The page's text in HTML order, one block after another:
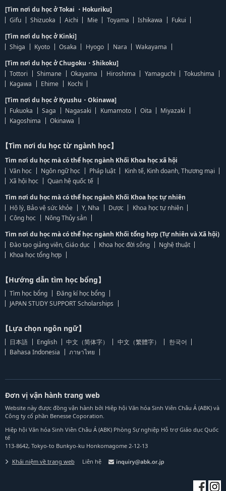
[Tìm nơi du học ở Tokai ・Hokuriku]
Gifu
Shizuoka Aichi Mie Toyama Ishikawa
Fukui
[Tìm nơi du học ở Kinki]
Shiga
Kyoto Osaka Hyogo Nara
Wakayama
[Tìm nơi du học ở Chugoku・Shikoku]
Tottori
Shimane Okayama Hiroshima Yamaguchi
Tokushima
Kagawa
Ehime
Kochi
[Tìm nơi du học ở Kyushu・Okinawa]
Fukuoka
Saga Nagasaki Kumamoto Oita
Miyazaki
Kagoshima
Okinawa
【Tìm nơi du học từ ngành học】
Tìm nơi du học mà có thể học ngành Khối Khoa học xã hội
Văn học
Ngôn ngữ học Pháp luật
Kinh tế, Kinh doanh, Thương mại
Xã hội học
Quan hệ quốc tế
Tìm nơi du học mà có thể học ngành Khối Khoa học tự nhiên
Hộ lý, Bảo vệ sức khỏe
Y, Nha Dược
Khoa học tự nhiên
Công học
Nông Thủy sản
Tìm nơi du học mà có thể học ngành Khối tổng hợp (Tự nhiên và Xã hội)
Đào tạo giảng viên, Giáo dục
Khoa học đời sống
Nghệ thuật
Khoa học tổng hợp
【Hướng dẫn tìm học bổng】
Tìm học bổng
Đăng kí học bổng
JAPAN STUDY SUPPORT Scholarships
【Lựa chọn ngôn ngữ】
日本語 English 中文（简体字） 中文（繁體字）
한국어
Bahasa Indonesia
ภาษาไทย
Đơn vị vận hành trang web
Website này được đồng vận hành bởi Hiệp hội Văn hóa Sinh Viên Châu Á (ABK) và
Công ty cổ phần Benesse Coporation.
Hiệp hội Văn hóa Sinh Viên Châu Á (ABK) Phòng Sự nghiệp Hỗ trợ Giáo dục Quốc
tế
113-8642, Tokyo-to Bunkyo-ku Honkomagome 2-12-13
Khái niệm về trang web Liên hệ